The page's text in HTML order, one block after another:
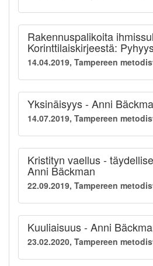
Rakennuspalikoita
Korinttilaiskirjeestä:
14.04.2019, Tampereen
Yksinäisyys - Anni
14.07.2019, Tampereen
Kristityn vaellus -
Anni Bäckman
22.09.2019, Tampereen
Kuuliaisuus - Anni
23.02.2020, Tampereen